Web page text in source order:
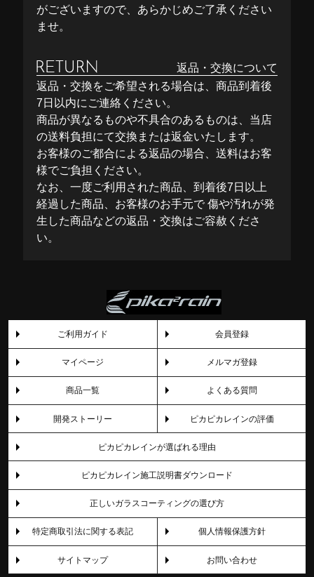
がございますので、あらかじめご了承ください
ませ。
返品・交換について
返品・交換をご希望される場合は、商品到着後
7日以内にご連絡ください。
商品が異なるものや不具合のあるものは、当店
の送料負担にて交換または返金いたします。
お客様のご都合による返品の場合、送料はお客
様でご負担ください。
なお、一度ご利用された商品、到着後7日以上
経過した商品、お客様のお手元で 傷や汚れが発
生した商品などの返品・交換はご容赦くださ
い。
ご利用ガイド 会員登録
マイページ メルマガ登録
商品一覧 よくある質問
開発ストーリー ピカピカレインの評価
ピカピカレインが選ばれる理由
ピカピカレイン施工説明書ダウンロード
正しいガラスコーティングの選び方
特定商取引法に関する表記 個人情報保護方針
サイトマップ お問い合わせ